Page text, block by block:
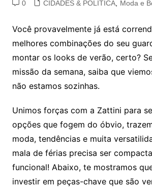
0
CIDADES & POLÍTICA, Moda e
Você provavelmente já está
melhores combinações do seu
montar os looks de verão, certo?
missão da semana, saiba que
não estamos sozinhas.
Unimos forças com a Zattini para
opções que fogem do óbvio,
moda, tendências e muita
mala de férias precisa ser
funcional! Abaixo, te mostramos
investir em peças-chave que são